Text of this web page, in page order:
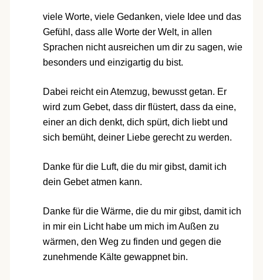
viele Worte, viele Gedanken, viele Idee und das
Gefühl, dass alle Worte der Welt, in allen
Sprachen nicht ausreichen um dir zu sagen, wie
besonders und einzigartig du bist.
Dabei reicht ein Atemzug, bewusst getan. Er
wird zum Gebet, dass dir flüstert, dass da eine,
einer an dich denkt, dich spürt, dich liebt und
sich bemüht, deiner Liebe gerecht zu werden.
Danke für die Luft, die du mir gibst, damit ich
dein Gebet atmen kann.
Danke für die Wärme, die du mir gibst, damit ich
in mir ein Licht habe um mich im Außen zu
wärmen, den Weg zu finden und gegen die
zunehmende Kälte gewappnet bin.